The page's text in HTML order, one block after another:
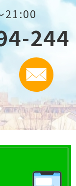
21:00
244